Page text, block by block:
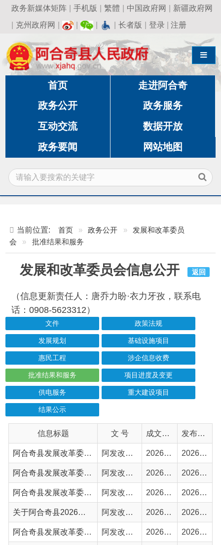
政务新媒体矩阵 | 手机版 繁體 | 中国政府网 | 新疆政府网
克州政府网 | | | 长者版 | 登录|注册
导航切换
首页 走进阿合奇
政务公开 政务服务
互动交流 数据开放
政务要闻 网站地图
发展和改革委员会信息公开
（信息更新责任人：唐乔力盼·衣力牙孜，联系电
话：0908-5623312）
发展规划 基础设施项目
惠民工程 涉企信息收费
批准结果和服务 项目进度及变更
供电服务 重大建设项目
结果公示
信息标题 文 号 成文日期 发布日期
阿合奇县发展改革委关于阿合奇县小微产业园（二期）消防系统提升改造项目可行性研究报告（代项目建议书及概算）的批复 阿发改字〔2026〕65号 2026-06-10 2026-06-10
阿合奇县发展改革委关于阿合奇县小微产业园（一期）功能提升及附属设施改造项目可行性研究报告（代项目建议书及概算）的批复
阿发改字〔2026〕63号 2026-05-12 2026-06-10
关于阿合奇县2026年农村供水工程维修养护项目实施方案的批复 阿发改字〔2026〕54号 2026-04-30 2026-04-30
阿合奇县发展改革委关于克州阿合奇县文化馆（图书馆）能力提升项目可行性研究报告（代项目建议书及概算）的批复 阿发改字〔2026〕49号 2026-03-27 2026-03-27
关于阿合奇县苏木塔什乡2026年农村道路改造提升项目初步设计的批复 阿发改字〔2026〕47号 2026-03-25 2026-03-27
关于对阿合奇县文化馆猎鹰主题展厅陈列布展项目可行性研究报告（代项目建议书及概算）的批复 阿发改字〔2025〕138号 2025-11-25 2025-11-28
关于对阿合奇县苏木塔什乡中心小学室外管网改造项目可行性研究报告（代初步设计）的批复 阿发改字〔2025〕128号 2025-10-20 2025-10-24